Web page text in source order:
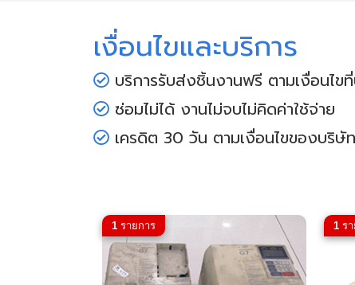
เงื่อนไขและบริการ
บริการรับส่งชิ้นงานฟรี ตามเงื่อนไข
ซ่อมไม่ได้ งานไม่จบไม่คิดค่าใช้จ่าย
เครดิต 30 วัน ตามเงื่อนไขของบริษั
1 รายการ 1รา